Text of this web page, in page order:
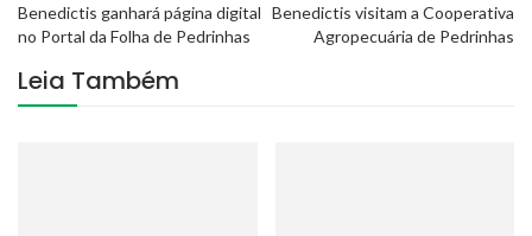
Benedictis ganhará página digital
no Portal da Folha de Pedrinhas
Benedictis visitam a Cooperativa
Agropecuária de Pedrinhas
Leia Também